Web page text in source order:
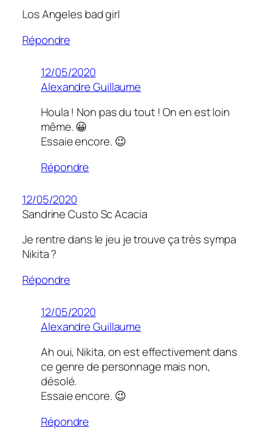
Los Angeles bad girl
Répondre
12/05/2020
Alexandre Guillaume
Houla ! Non pas du tout ! On en est loin
même. 😀
Essaie encore. 😉
Répondre
12/05/2020
Sandrine Custo Sc Acacia
Je rentre dans le jeu je trouve ça très sympa
Nikita ?
Répondre
12/05/2020
Alexandre Guillaume
Ah oui, Nikita, on est effectivement dans
ce genre de personnage mais non,
désolé.
Essaie encore. 😉
Répondre